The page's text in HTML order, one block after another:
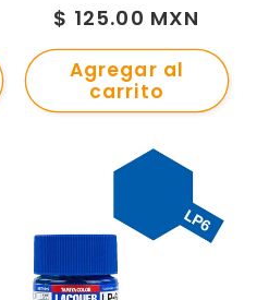
Precio
habitual
$ 125.00 MXN
Agregar al
carrito